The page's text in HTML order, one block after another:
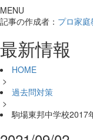
MENU
記事の作成者： プロ家
最新情報
HOME
>
過去問対策
>
駒場東邦中学校2017